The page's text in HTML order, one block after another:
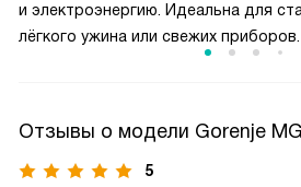
и электроэнергию. Идеальна для
лёгкого ужина или свежих
посуды — выбирайте стандартные
Отзывы о модели Gorenje
5